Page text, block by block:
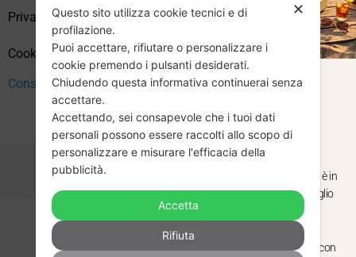
Privacy Policy
Cookie Policy (UE)
Consenso
Copyright © 2026 Vendita Vinili Usati | P.IVA 12240940960
NextWebStudio
✕
Questo sito utilizza cookie tecnici e di
profilazione.
Puoi accettare, rifiutare o personalizzare i
cookie premendo i pulsanti desiderati.
Chiudendo questa informativa continuerai senza
accettare.
Accettando, sei consapevole che i tuoi dati
personali possono essere raccolti allo scopo di
personalizzare e misurare l'efficacia della
pubblicità.
Accetta
Rifiuta
CHIUSURA
ESTIVA
Dal 29 luglio al 31 agosto venditaviniliusati.it è in
pausa estiva. Gli ordini ricevuti entro il 29 luglio
saranno spediti regolarmente.
Torniamo il 1 settembre, pronti a riprendere con